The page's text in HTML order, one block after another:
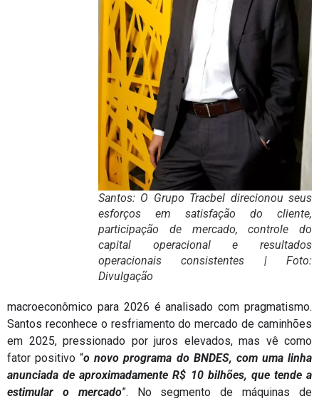
Santos: O Grupo Tracbel direcionou seus
esforços em satisfação do cliente,
participação de mercado, controle do
capital operacional e resultados
operacionais consistentes | Foto:
Divulgação
macroeconômico para 2026 é analisado com pragmatismo.
Santos reconhece o resfriamento do mercado de caminhões
em 2025, pressionado por juros elevados, mas vê como
fator positivo “o novo programa do BNDES, com uma linha
anunciada de aproximadamente R$ 10 bilhões, que tende a
estimular o mercado”. No segmento de máquinas de